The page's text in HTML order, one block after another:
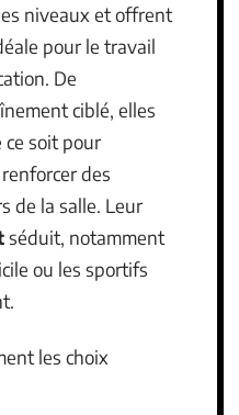
niveaux et offrent
pour le travail
De
ciblé, elles
soit pour
des
de la salle. Leur
séduit, notamment
ou les sportifs
les choix